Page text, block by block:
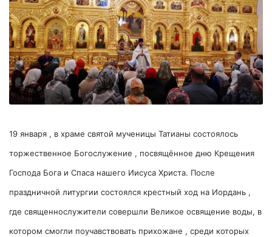
19 января , в храме святой мученицы Татианы состоялось
торжественное Богослужение , посвящённое дню Крещения
Господа Бога и Спаса нашего Иисуса Христа. После
праздничной литургии состоялся крестный ход на Иордань ,
где священнослужители совершли Великое освящение воды, в
котором смогли поучавствовать прихожане , среди которых